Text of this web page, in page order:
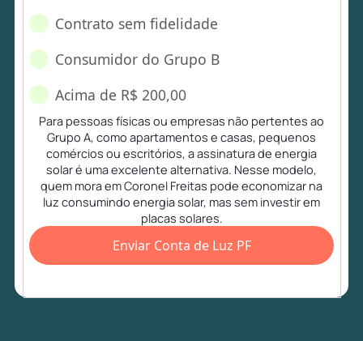
Contrato sem fidelidade
Consumidor do Grupo B
Acima de R$ 200,00
Para pessoas físicas ou empresas não pertentes ao
Grupo A, como apartamentos e casas, pequenos
comércios ou escritórios, a assinatura de energia
solar é uma excelente alternativa. Nesse modelo,
quem mora em Coronel Freitas pode economizar na
luz consumindo energia solar, mas sem investir em
placas solares.
Enviar Conta de Luz PF